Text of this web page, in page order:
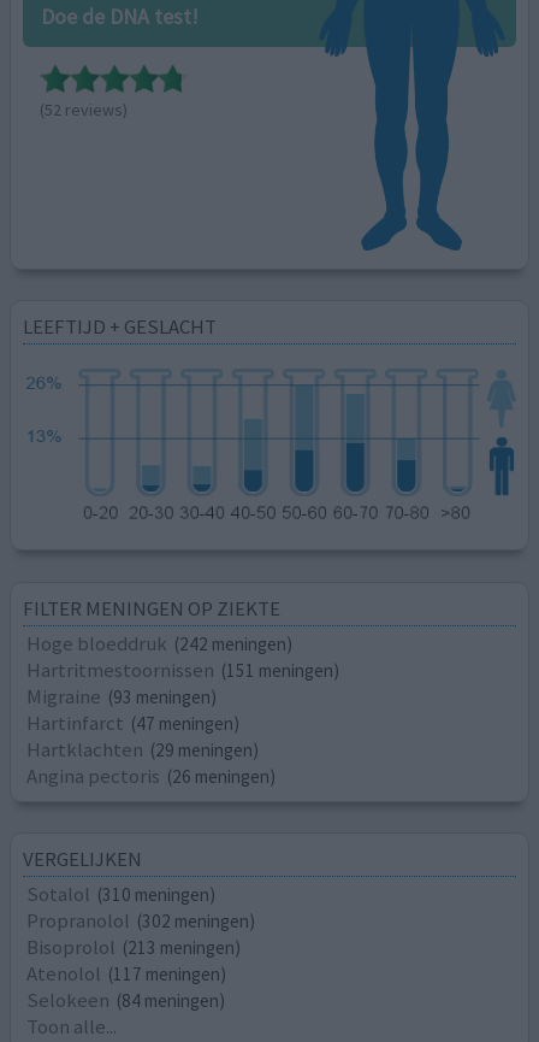
Doe de DNA test!
(52 reviews)
LEEFTIJD + GESLACHT
FILTER MENINGEN OP ZIEKTE
Hoge bloeddruk (242 meningen)
Hartritmestoornissen (151 meningen)
Migraine (93 meningen)
Hartinfarct (47 meningen)
Hartklachten (29 meningen)
Angina pectoris (26 meningen)
VERGELIJKEN
Sotalol (310 meningen)
Propranolol (302 meningen)
Bisoprolol (213 meningen)
Atenolol (117 meningen)
Selokeen (84 meningen)
Toon alle...